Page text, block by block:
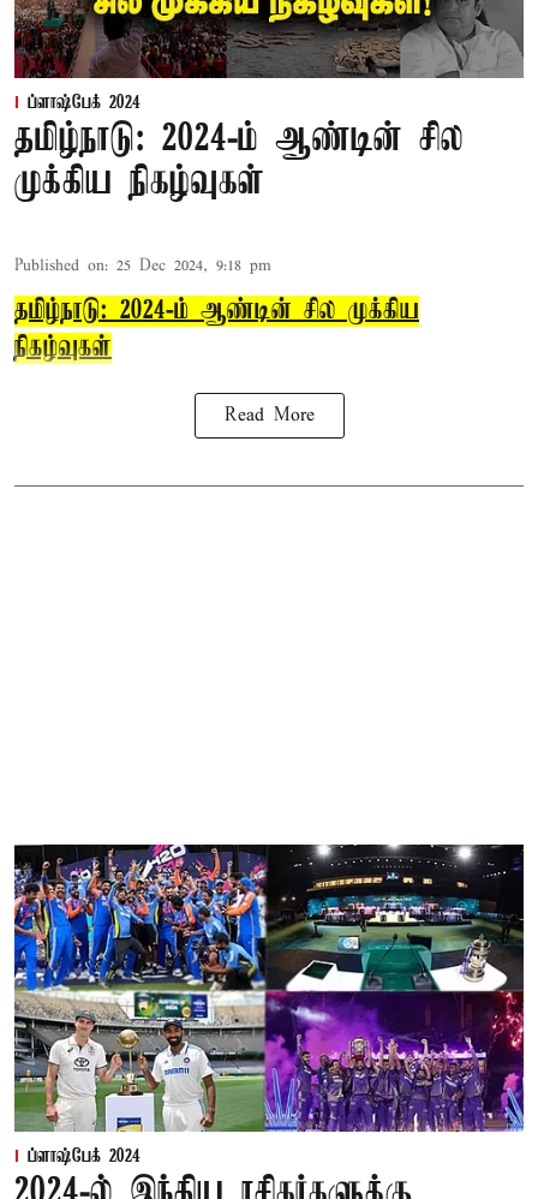
ப்ளாஷ்பேக் 2024
தமிழ்நாடு: 2024-ம் ஆண்டின் சில
முக்கிய நிகழ்வுகள்
Published on: 25 Dec 2024, 9:18 pm
தமிழ்நாடு: 2024-ம் ஆண்டின் சில முக்கிய
நிகழ்வுகள்
Read More
ப்ளாஷ்பேக் 2024